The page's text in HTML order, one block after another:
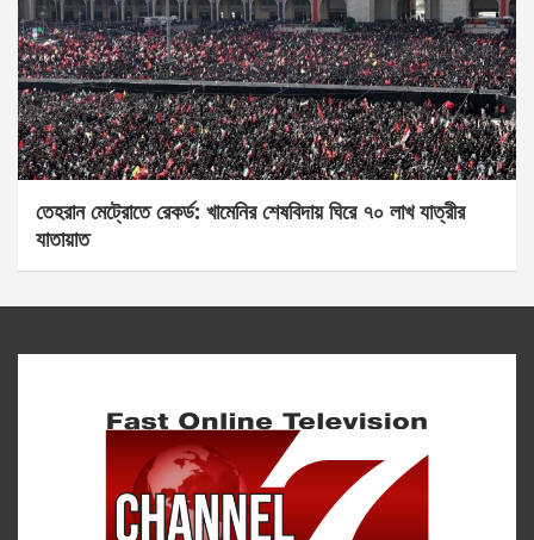
তেহরান মেট্রোতে রেকর্ড: খামেনির শেষবিদায় ঘিরে ৭০ লাখ যাত্রীর
যাতায়াত